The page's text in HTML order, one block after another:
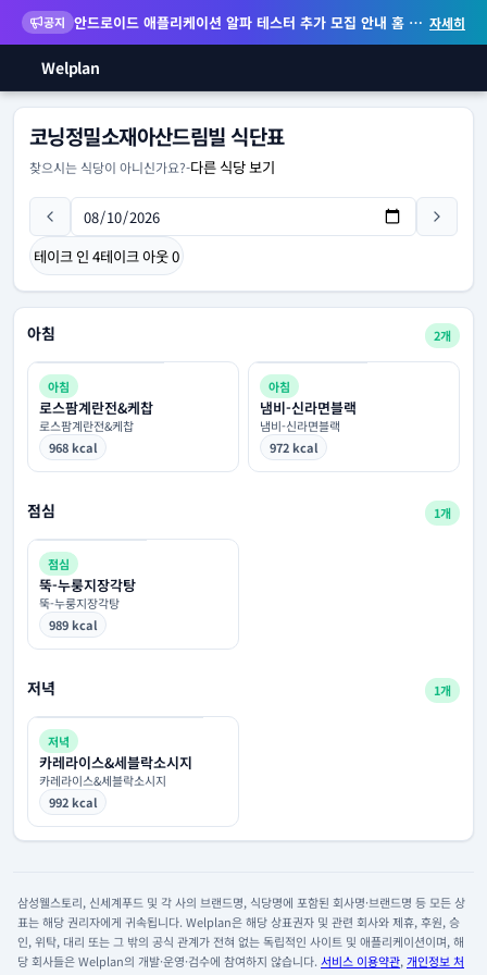
공지 안드로이드 애플리케이션 알파 테스터 추가 모집 안내 홈 화면 위젯 등 지원 자세히
Welplan
코닝정밀소재아산드림빌 식단표
찾으시는 식당이 아니신가요?-다른 식당 보기
테이크 인 4테이크 아웃0
아침 2개
아침
로스팜계란전&케찹
로스팜계란전&케찹
968 kcal
아침
냄비-신라면블랙
냄비-신라면블랙
972 kcal
점심 1개
점심
뚝-누룽지장각탕
뚝-누룽지장각탕
989 kcal
저녁 1개
저녁
카레라이스&세블락소시지
카레라이스&세블락소시지
992 kcal
삼성웰스토리, 신세계푸드 및 각 사의 브랜드명, 식당명에 포함된 회사명·브랜드명 등 모든 상
표는 해당 권리자에게 귀속됩니다. Welplan은 해당 상표권자 및 관련 회사와 제휴, 후원, 승
인, 위탁, 대리 또는 그 밖의 공식 관계가 전혀 없는 독립적인 사이트 및 애플리케이션이며, 해
당 회사들은 Welplan의 개발·운영·검수에 참여하지 않습니다. 서비스 이용약관, 개인정보 처